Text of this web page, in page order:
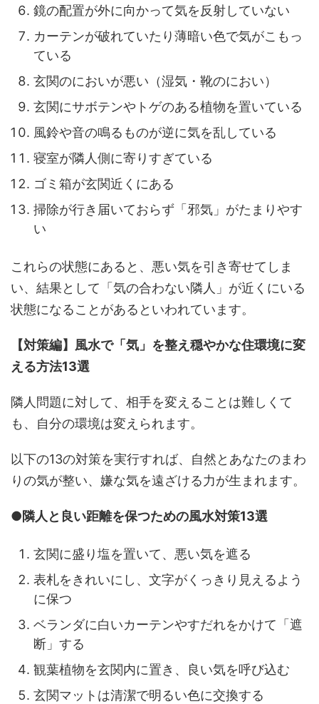
鏡の配置が外に向かって気を反射していない
カーテンが破れていたり薄暗い色で気がこもっ
ている
玄関のにおいが悪い（湿気・靴のにおい）
玄関にサボテンやトゲのある植物を置いている
風鈴や音の鳴るものが逆に気を乱している
寝室が隣人側に寄りすぎている
ゴミ箱が玄関近くにある
掃除が行き届いておらず「邪気」がたまりやす
い
これらの状態にあると、悪い気を引き寄せてしま
い、結果として「気の合わない隣人」が近くにいる
状態になることがあるといわれています。
【対策編】風水で「気」を整え穏やかな住環境に変
える方法13選
隣人問題に対して、相手を変えることは難しくて
も、自分の環境は変えられます。
以下の13の対策を実行すれば、自然とあなたのまわ
りの気が整い、嫌な気を遠ざける力が生まれます。
●隣人と良い距離を保つための風水対策13選
玄関に盛り塩を置いて、悪い気を遮る
表札をきれいにし、文字がくっきり見えるよう
に保つ
ベランダに白いカーテンやすだれをかけて「遮
断」する
観葉植物を玄関内に置き、良い気を呼び込む
玄関マットは清潔で明るい色に交換する